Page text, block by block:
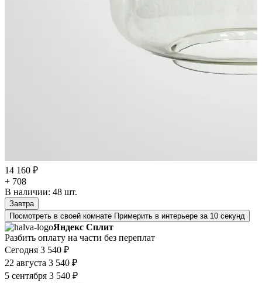
14 160 ₽
+ 708
В наличии: 48 шт.
Завтра
Посмотреть в своей комнате Примерить в интерьере за 10 секунд
Яндекс Сплит
Разбить оплату на части без переплат
Сегодня 3 540 ₽
22 августа 3 540 ₽
5 сентября 3 540 ₽